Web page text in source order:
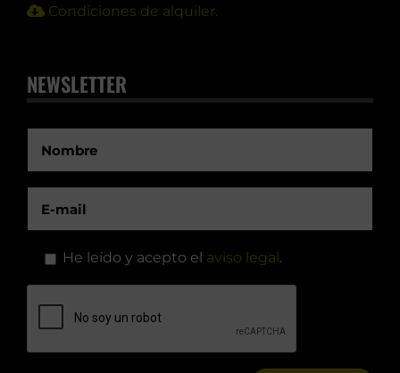
Condiciones de alquiler.
NEWSLETTER
He leído y acepto el aviso legal .